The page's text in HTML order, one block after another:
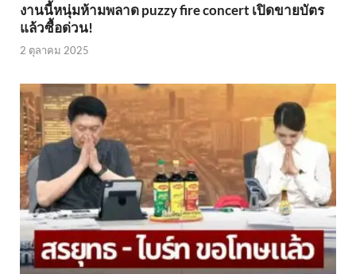
งานนี้หนุ่มห้ามพลาด puzzy fire concert เปิดขายบัตร
แล้วซื้อด่วน!
2 ตุลาคม 2025